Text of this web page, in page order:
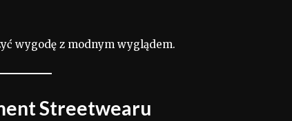
wygodę z modnym wyglądem.
Streetwearu